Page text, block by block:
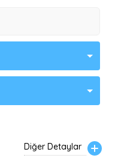
Diğer Detaylar